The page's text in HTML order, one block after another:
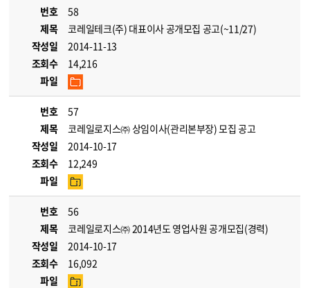
번호
58
제목
코레일테크(주) 대표이사 공개모집 공고(~11/27)
작성일
2014-11-13
조회수
14,216
파일
번호
57
제목
코레일로지스㈜ 상임이사(관리본부장) 모집 공고
작성일
2014-10-17
조회수
12,249
파일
번호
56
제목
코레일로지스㈜ 2014년도 영업사원 공개모집(경력)
작성일
2014-10-17
조회수
16,092
파일